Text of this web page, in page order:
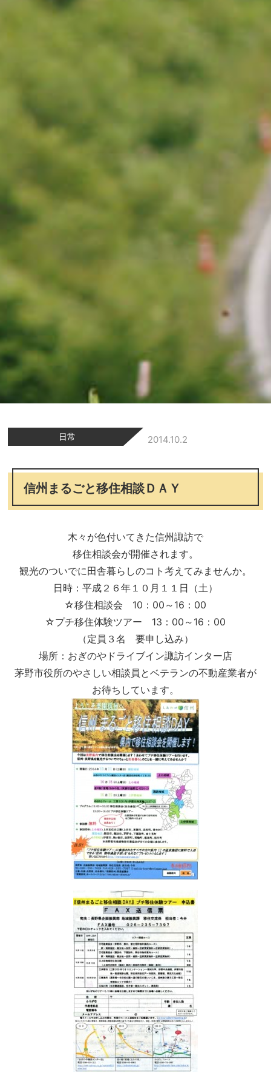
日常 2014.10.2
信州まるごと移住相談ＤＡＹ
木々が色付いてきた信州諏訪で
移住相談会が開催されます。
観光のついでに田舎暮らしのコト考えてみませんか。
日時：平成２６年１０月１１日（土）
☆移住相談会 10：00～16：00
☆プチ移住体験ツアー 13：00～16：00
（定員３名 要申し込み）
場所：おぎのやドライブイン諏訪インター店
茅野市役所のやさしい相談員とベテランの不動産業者が
お待ちしています。